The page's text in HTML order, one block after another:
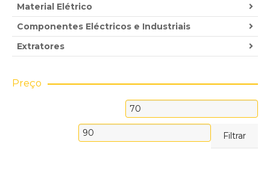
Material Elétrico
Componentes Eléctricos e Industriais
Extratores
Preço
Filtrar